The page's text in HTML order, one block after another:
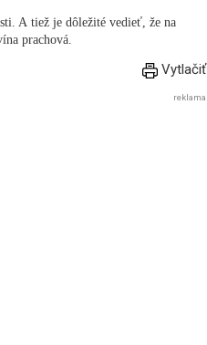
A tiež je dôležité vedieť, že na
prachová.
Vytlačiť
reklama